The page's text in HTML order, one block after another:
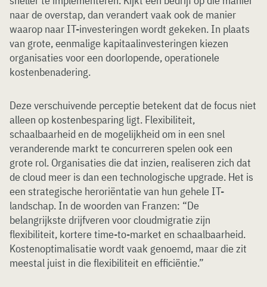
naar de overstap, dan verandert vaak ook de manier
waarop naar IT-investeringen wordt gekeken. In plaats
van grote, eenmalige kapitaalinvesteringen kiezen
organisaties voor een doorlopende, operationele
kostenbenadering.
Deze verschuivende perceptie betekent dat de focus niet
alleen op kostenbesparing ligt. Flexibiliteit,
schaalbaarheid en de mogelijkheid om in een snel
veranderende markt te concurreren spelen ook een
grote rol. Organisaties die dat inzien, realiseren zich dat
de cloud meer is dan een technologische upgrade. Het is
een strategische heroriëntatie van hun gehele IT-
landschap. In de woorden van Franzen: “De
belangrijkste drijfveren voor cloudmigratie zijn
flexibiliteit, kortere time-to-market en schaalbaarheid.
Kostenoptimalisatie wordt vaak genoemd, maar die zit
meestal juist in die flexibiliteit en efficiëntie.”